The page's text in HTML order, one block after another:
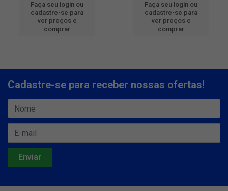
Faça seu login ou
cadastre-se para
ver preços e
comprar
Faça seu login ou
cadastre-se para
ver preços e
comprar
Cadastre-se para receber nossas ofertas!